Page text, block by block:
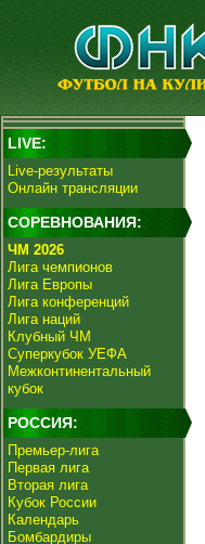
LIVE:
Live-результаты
Онлайн трансляции
СОРЕВНОВАНИЯ:
ЧМ 2026
Лига чемпионов
Лига Европы
Лига конференций
Лига наций
Клубный ЧМ
Суперкубок УЕФА
Межконтинентальный
кубок
РОССИЯ:
Премьер-лига
Первая лига
Вторая лига
Кубок России
Календарь
Бомбардиры